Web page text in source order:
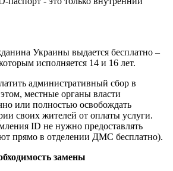
Украины выдается бесплатно –
исполняется 14 и 16 лет.
административный сбор в
местные органы власти
или полностью освобождать
своих жителей от оплаты услуги.
ID не нужно предоставлять
прямо в отделении ДМС бесплатно).
замены